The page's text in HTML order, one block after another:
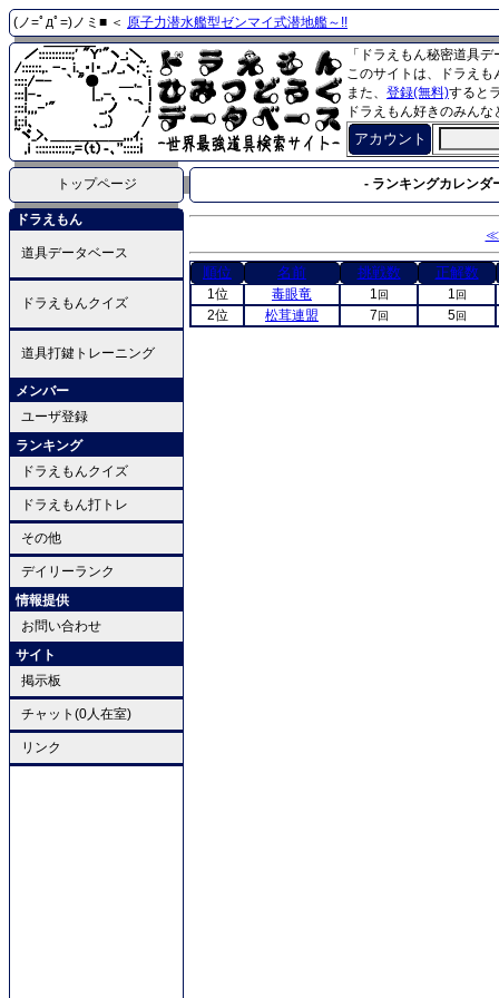
(ノ=ﾟдﾟ=)ノミ■ ＜ 原子力潜水艦型ゼンマイ式潜地艦～!!
「ドラえもん秘密道具
このサイトは、ドラえ
また、 登録(無料)すると
ドラえもん好きのみん
アカウント
トップページ - ランキングカレンダ
ドラえもん
道具データベース
ドラえもんクイズ
道具打鍵トレーニング
メンバー
ユーザ登録
ランキング
ドラえもんクイズ
ドラえもん打トレ
その他
デイリーランク
情報提供
お問い合わせ
サイト
掲示板
チャット(0人在室)
リンク
順位 名前 挑戦数 正解数
1位 毒眼竜 1 回 1 回
2位 松茸連盟 7 回 5回